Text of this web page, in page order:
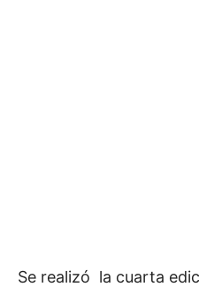
Se realizó la cuarta